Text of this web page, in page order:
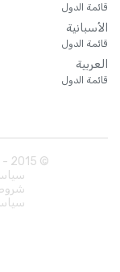
قائمة الدول
الأسبانية
قائمة الدول
العربية
قائمة الدول
© 2015 -